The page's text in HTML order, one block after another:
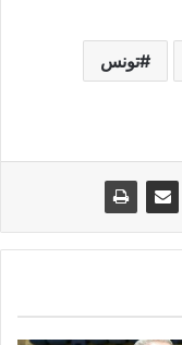
تونس